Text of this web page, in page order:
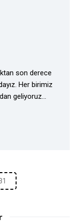
son derece
Her birimiz
geliyoruz...